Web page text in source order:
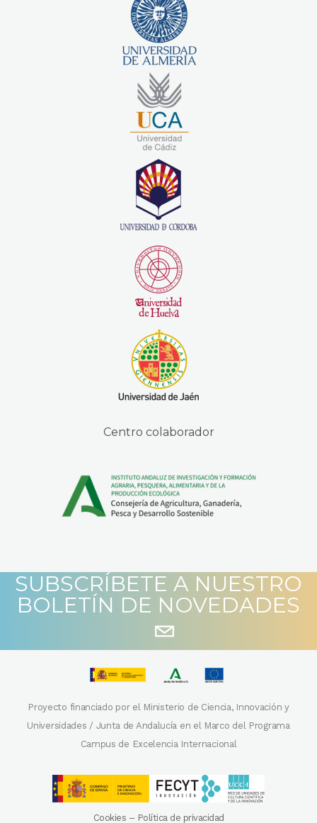
Centro colaborador
SUBSCRÍBETE A NUESTRO
BOLETÍN DE NOVEDADES
Proyecto financiado por el Ministerio de Ciencia, Innovación y
Universidades / Junta de Andalucía en el Marco del Programa
Campus de Excelencia Internacional
Cookies – Política de privacidad